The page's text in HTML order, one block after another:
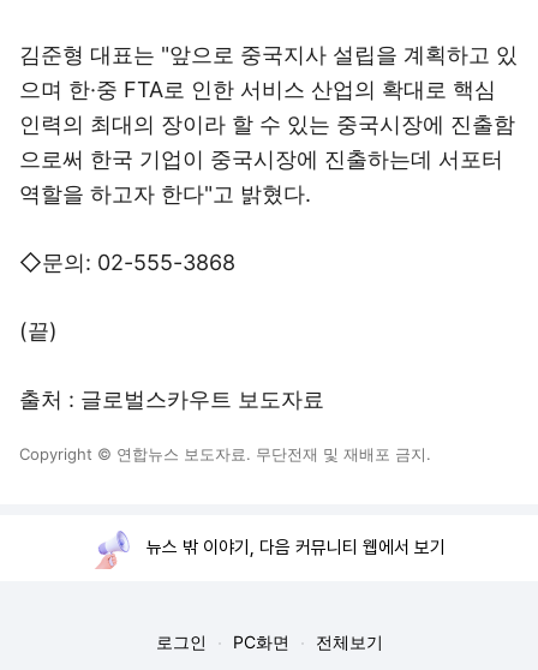
김준형 대표는 "앞으로 중국지사 설립을 계획하고 있
으며 한·중 FTA로 인한 서비스 산업의 확대로 핵심
인력의 최대의 장이라 할 수 있는 중국시장에 진출함
으로써 한국 기업이 중국시장에 진출하는데 서포터
역할을 하고자 한다"고 밝혔다.
◇문의: 02-555-3868
(끝)
출처 : 글로벌스카우트 보도자료
Copyright © 연합뉴스 보도자료. 무단전재 및 재배포 금지.
뉴스 밖 이야기, 다음 커뮤니티 웹에서 보기
로그인 PC화면 전체보기